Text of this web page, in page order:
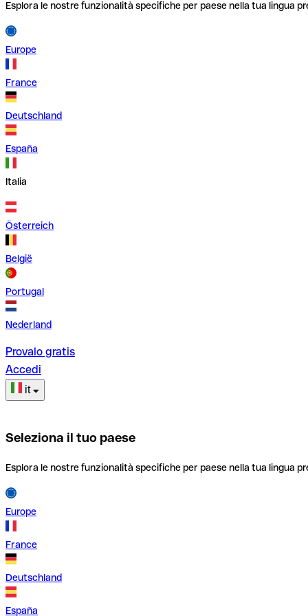
Esplora le nostre funzionalità specifiche per paese nella tua lingua
Europe
France
Deutschland
España
Italia
Österreich
België
Portugal
Nederland
Provalo gratis
Accedi
it
Seleziona il tuo paese
Esplora le nostre funzionalità specifiche per paese nella tua lingua
Europe
France
Deutschland
España